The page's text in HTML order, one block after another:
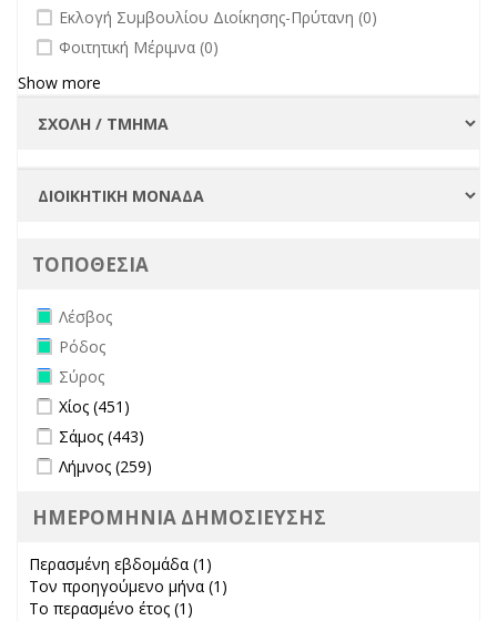
undefined
Εκλογή Συμβουλίου Διοίκησης-Πρύτανη (0)
undefined
Φοιτητική Μέριμνα (0)
Show more
ΤΟΠΟΘΕΣΙΑ
Remove Λέσβος filter
Λέσβος
Remove Ρόδος filter
Ρόδος
Remove Σύρος filter
Σύρος
Apply Χίος filter
Χίος (451)
Apply Σάμος filter
Σάμος (443)
Apply Λήμνος filter
Λήμνος (259)
ΗΜΕΡΟΜΗΝΙΑ ΔΗΜΟΣΙΕΥΣΗΣ
Περασμένη εβδομάδα (1)
Τον προηγούμενο μήνα (1)
Το περασμένο έτος (1)